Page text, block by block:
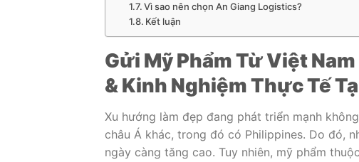
Vì sao nên chọn An Giang Logistics?
Kết luận
Gửi Mỹ Phẩm Từ Việt
& Kinh Nghiệm Thực Tế
Xu hướng làm đẹp đang phát triển mạnh
châu Á khác, trong đó có Philippines. Do đó,
ngày càng tăng cao. Tuy nhiên, mỹ phẩm